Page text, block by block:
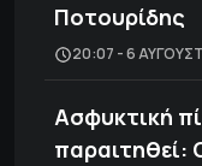
Ποτουρίδης
20:07 - 6
Ασφυκτική
παραιτηθεί: